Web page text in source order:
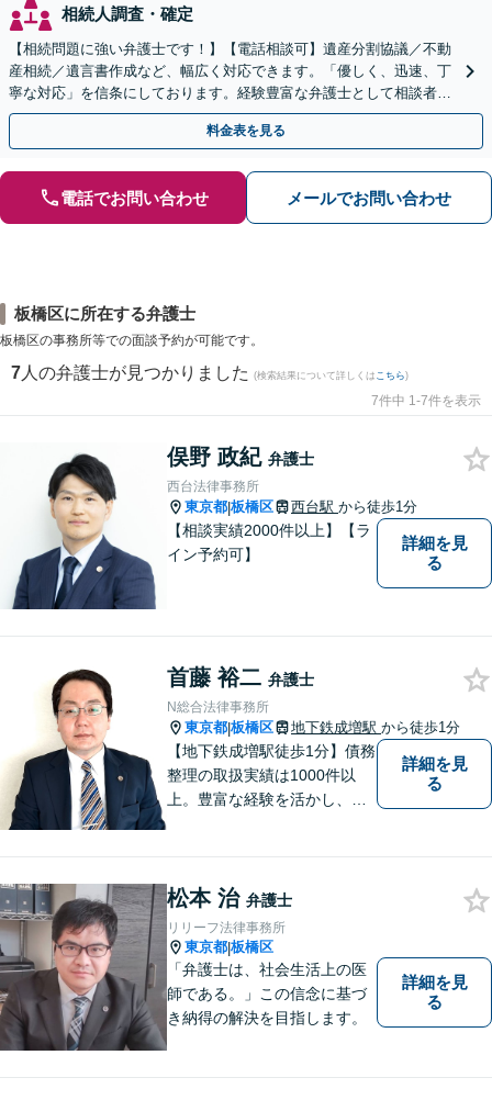
相続人調査・確定
【相続問題に強い弁護士です！】【電話相談可】遺産分割協議／不動
産相続／遺言書作成など、幅広く対応できます。「優しく、迅速、丁
寧な対応」を信条にしております。経験豊富な弁護士として相談者様
のため全力を尽くします。お気軽にご相談ください。
料金表を見る
電話でお問い合わせ メールでお問い合わせ
板橋区に所在する弁護士
板橋区の事務所等での面談予約が可能です。
7 人の弁護士が見つかりました (検索結果について詳しくは こちら)
7件中 1-7件を表示
俣野 政紀 弁護士
西台法律事務所
東京都|板橋区 西台駅 から徒歩1分
【相談実績2000件以上】【ラ
イン予約可】
詳細を見
る
首藤 裕二 弁護士
N総合法律事務所
東京都|板橋区 地下鉄成増駅 から徒歩1分
【地下鉄成増駅徒歩1分】債務
整理の取扱実績は1000件以
上。豊富な経験を活かし、ご
脚で解決へ向けて尽力いたし
ます。まずはお気軽にご相談
ください。
詳細を見
る
松本 治 弁護士
リリーフ法律事務所
東京都|板橋区
「弁護士は、社会生活上の医
師である。」この信念に基づ
き納得の解決を目指します。
詳細を見
る